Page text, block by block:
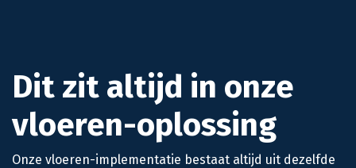
Dit zit altijd in onze
vloeren-oplossing
Onze vloeren-implementatie bestaat altijd uit dezelfde